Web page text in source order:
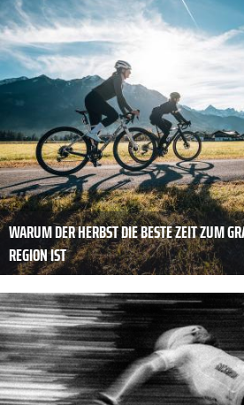
WARUM DER HERBST DIE BESTE ZEIT ZUM
REGION IST